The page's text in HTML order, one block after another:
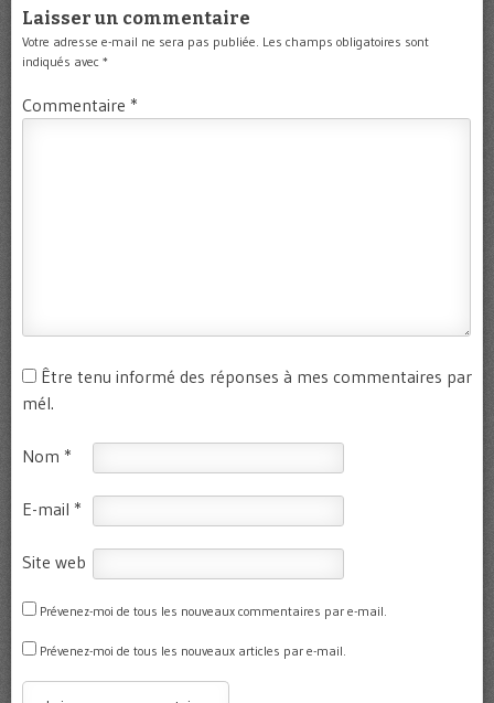
Laisser un commentaire
Votre adresse e-mail ne sera pas publiée. Les champs obligatoires sont
indiqués avec *
Commentaire *
Être tenu informé des réponses à mes commentaires par
mél.
Nom *
E-mail *
Site web
Prévenez-moi de tous les nouveaux commentaires par e-mail.
Prévenez-moi de tous les nouveaux articles par e-mail.